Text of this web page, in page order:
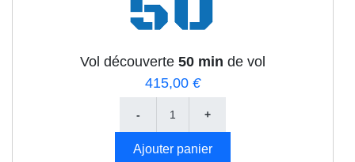
Vol découverte 50 min de vol
415,00 €